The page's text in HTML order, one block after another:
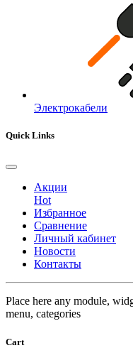
Электрокабели
Quick Links
Акции
Hot
Избранное
Сравнение
Личный кабинет
Новости
Контакты
Place here any module,
menu, categories
Cart